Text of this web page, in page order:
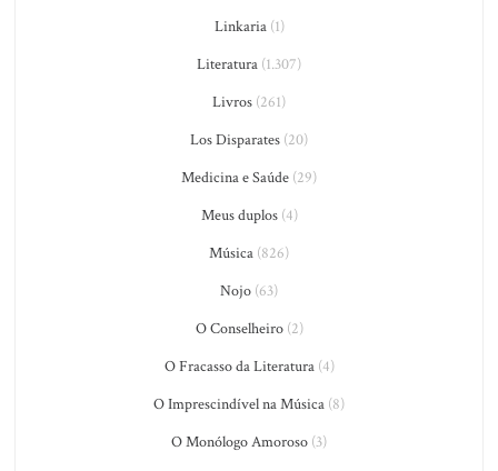
Linkaria(1)
Literatura (1.307)
Livros (261)
Los Disparates (20)
Medicina e Saúde (29)
Meus duplos(4)
Música (826)
Nojo (63)
O Conselheiro(2)
O Fracasso da Literatura(4)
O Imprescindível na Música (8)
O Monólogo Amoroso (3)